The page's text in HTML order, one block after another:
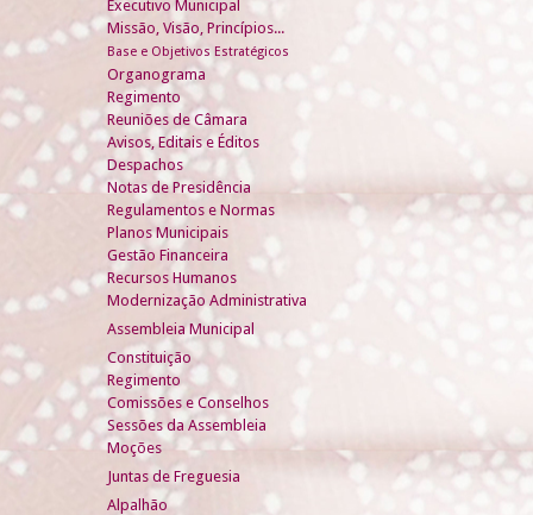
Executivo Municipal
Missão, Visão, Princípios...
Base e Objetivos Estratégicos
Organograma
Regimento
Reuniões de Câmara
Avisos, Editais e Éditos
Despachos
Notas de Presidência
Regulamentos e Normas
Planos Municipais
Gestão Financeira
Recursos Humanos
Modernização Administrativa
Assembleia Municipal
Constituição
Regimento
Comissões e Conselhos
Sessões da Assembleia
Moções
Juntas de Freguesia
Alpalhão